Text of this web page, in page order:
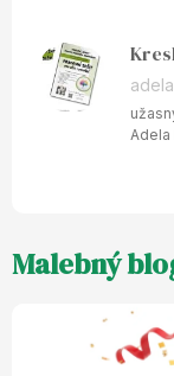
je
Adela
Malebný